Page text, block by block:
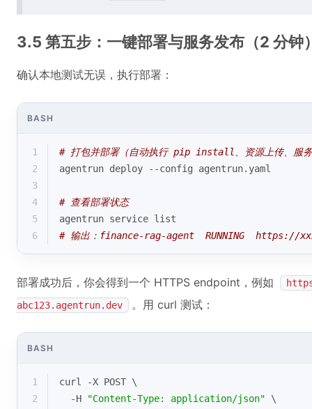
3.5 第五步：一键部署与服务发布（2 分钟
确认本地测试无误，执行部署：
BASH
1
# 打包并部署（自动执行 pip install、资源上传、服
2
agentrun deploy --config agentrun.yaml
3
4
# 查看部署状态
5
agentrun service list
6
# 输出：finance-rag-agent  RUNNING  https://
部署成功后，你会得到一个 HTTPS endpoint，例如
abc123.agentrun.dev
。用 curl 测试：
BASH
1
curl -X POST \
2
  -H
"Content-Type: application/json" \